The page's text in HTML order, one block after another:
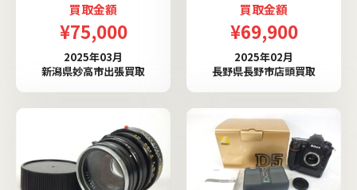
買取金額
¥75,000
2025年03月
新潟県妙高市出張買取
買取金額
¥69,900
2025年02月
長野県長野市店頭買取